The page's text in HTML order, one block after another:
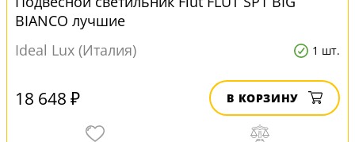
BIANCO лучшие
Ideal Lux (Италия)
1 шт.
18 648 ₽ В КОРЗИНУ